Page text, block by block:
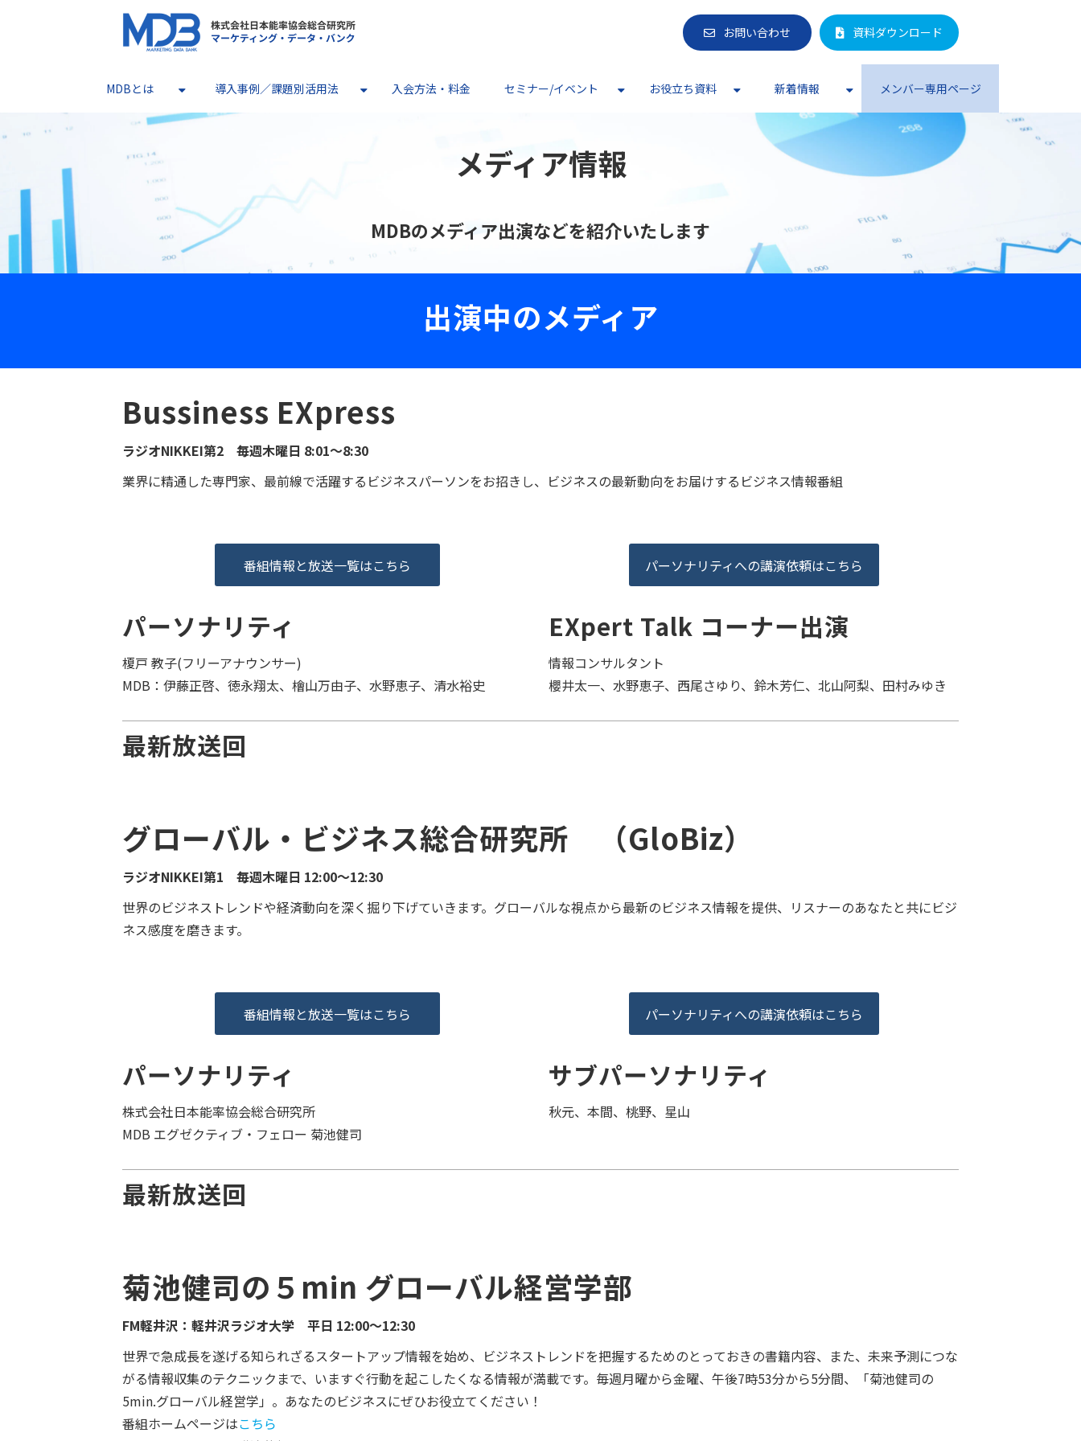
お問い合わせ 資料ダウンロード
MDBとは 導入事例／課題別活用法 入会方法・料金 セミナー/イベント お役立ち資料 新着情報 メンバー専用ページ
メディア情報
MDBのメディア出演などを紹介いたします
出演中のメディア
Bussiness EXpress
ラジオNIKKEI第2 毎週木曜日 8:01～8:30
業界に精通した専門家、最前線で活躍するビジネスパーソンをお招きし、ビジネスの最新動向をお届けするビジネス情報番組
番組情報と放送一覧はこちら パーソナリティへの講演依頼はこちら
パーソナリティ
榎戸 教子(フリーアナウンサー)
MDB： 伊藤正啓、徳永翔太、檜山万由子、水野恵子、清水裕史
EXpert Talk コーナー出演
情報コンサルタント
櫻井太一、水野恵子、西尾さゆり、鈴木芳仁、北山阿梨、田村みゆき
最新放送回
グローバル・ビジネス総合研究所　（GloBiz）
ラジオNIKKEI第1 毎週木曜日 12:00～12:30
世界のビジネストレンドや経済動向を深く掘り下げていきます。グローバルな視点から最新のビジネス情報を提供、リスナーのあなたと共にビジ
ネス感度を磨きます。
番組情報と放送一覧はこちら パーソナリティへの講演依頼はこちら
パーソナリティ
株式会社日本能率協会総合研究所
MDB エグゼクティブ・フェロー 菊池健司
サブパーソナリティ
秋元、本間、桃野、星山
最新放送回
菊池健司の５min グローバル経営学部
FM軽井沢：軽井沢ラジオ大学 平日 12:00～12:30
世界で急成長を遂げる知られざるスタートアップ情報を始め、ビジネストレンドを把握するためのとっておきの書籍内容、また、未来予測につな
がる情報収集のテクニックまで、いますぐ行動を起こしたくなる情報が満載です。毎週月曜から金曜、午後7時53分から5分間、「菊池健司の
5min.グローバル経営学」。あなたのビジネスにぜひお役立てください！
番組ホームページはこちら